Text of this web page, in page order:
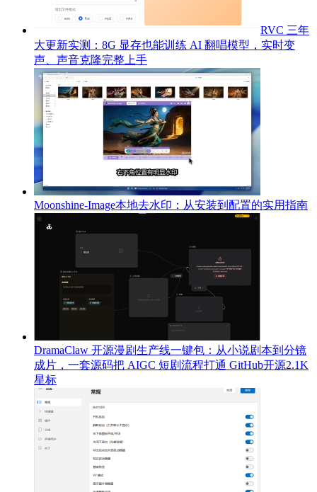
RVC 三年
大更新实测：8G 显存也能训练 AI 翻唱模型，实时变
声、声音克隆完整上手
Moonshine-Image本地去水印：从安装到配置的实用指南
DramaClaw 开源漫剧生产线一键包：从小说剧本到分镜
成片，一套源码把 AIGC 短剧流程打通 GitHub开源2.1K
星标